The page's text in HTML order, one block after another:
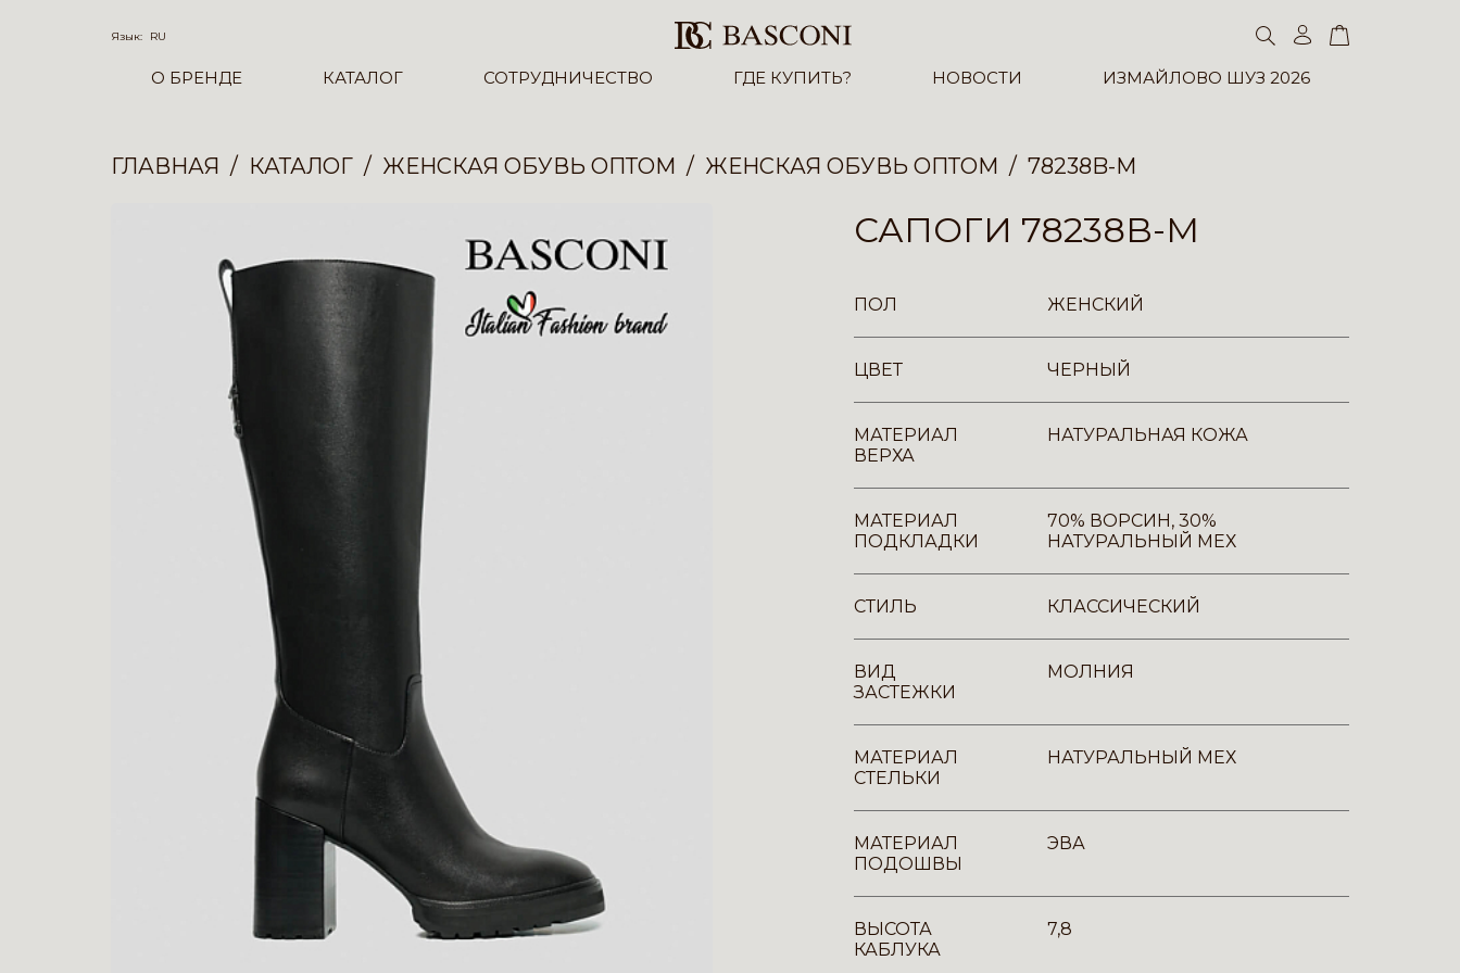
Язык: RU
О БРЕНДЕ КАТАЛОГ СОТРУДНИЧЕСТВО ГДЕ КУПИТЬ? НОВОСТИ ИЗМАЙЛОВО ШУЗ 2026
ГЛАВНАЯ КАТАЛОГ ЖЕНСКАЯ ОБУВЬ ОПТОМ ЖЕНСКАЯ ОБУВЬ ОПТОМ 78238B-M
САПОГИ 78238B-M
ПОЛ ЖЕНСКИЙ
ЦВЕТ ЧЕРНЫЙ
МАТЕРИАЛ
ВЕРХА
НАТУРАЛЬНАЯ КОЖА
МАТЕРИАЛ
ПОДКЛАДКИ
70% ВОРСИН, 30%
НАТУРАЛЬНЫЙ МЕХ
СТИЛЬ КЛАССИЧЕСКИЙ
ВИД
ЗАСТЕЖКИ
МОЛНИЯ
МАТЕРИАЛ
СТЕЛЬКИ
НАТУРАЛЬНЫЙ МЕХ
МАТЕРИАЛ
ПОДОШВЫ
ЭВА
ВЫСОТА
КАБЛУКА
7,8